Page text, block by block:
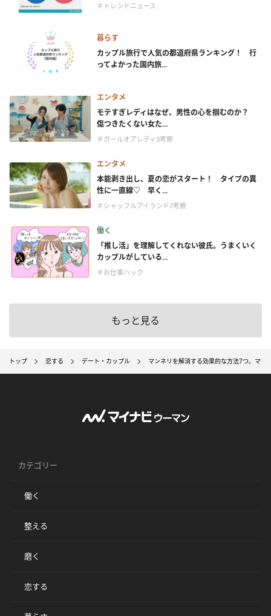
＃トレンドニュース
暮らす
カップル旅行で人気の都道府県ランキング！ 行
ってよかった国内旅...
エンタメ
モテすぎレディはなぜ、男性の心を掴むのか？
傷つきたくない女た...
＃ガールオアレディ3考察
エンタメ
本能剥き出し、夏の恋がスタート！ タイプの異
性に一直線♡ 早く...
＃シャッフルアイランド7考察
働く
「推し活」を理解してくれない彼氏。うまくいく
カップルがしている...
＃お仕事ハック
もっと見る
トップ 恋する デート・カップル マンネリを解消する効果的な方法7つ。マン
カテゴリー
働く
整える
磨く
恋する